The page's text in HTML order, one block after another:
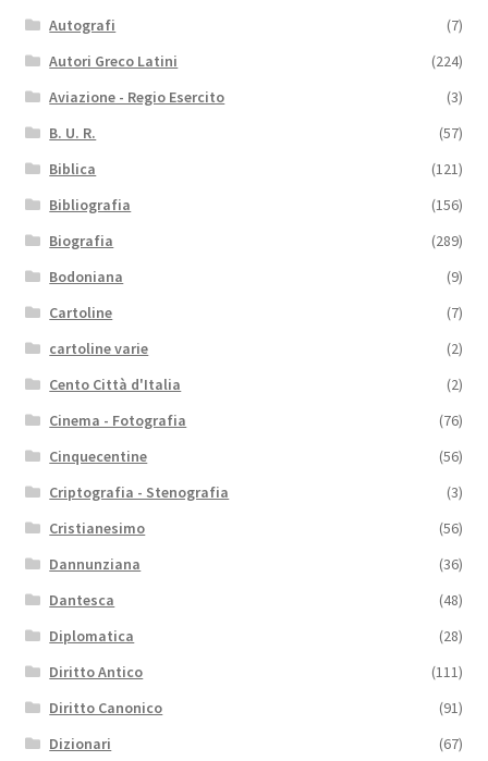
Autografi
(7)
Autori Greco Latini
(224)
Aviazione - Regio Esercito
(3)
B. U. R.
(57)
Biblica
(121)
Bibliografia
(156)
Biografia
(289)
Bodoniana
(9)
Cartoline
(7)
cartoline varie
(2)
Cento Città d'Italia
(2)
Cinema - Fotografia
(76)
Cinquecentine
(56)
Criptografia - Stenografia
(3)
Cristianesimo
(56)
Dannunziana
(36)
Dantesca
(48)
Diplomatica
(28)
Diritto Antico
(111)
Diritto Canonico
(91)
Dizionari
(67)